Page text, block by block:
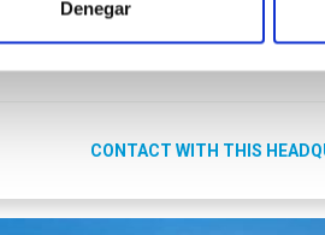
Denegar
CONTACT WITH THIS